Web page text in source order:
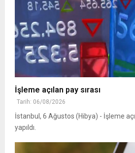
İşleme açılan pay sırası
Tarih: 06/08/2026
İstanbul, 6 Ağustos (Hibya) - İşleme
yapıldı.